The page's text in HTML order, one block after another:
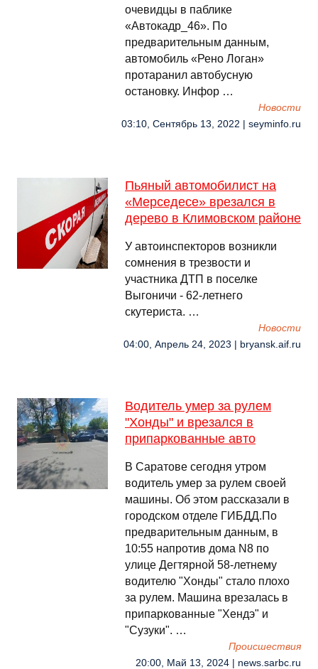
очевидцы в паблике
«Автокадр_46». По
предварительным данным,
автомобиль «Рено Логан»
протаранил автобусную
остановку. Инфор …
Новости
03:10, Сентябрь 13, 2022 | seyminfo.ru
Пьяный автомобилист на
«Мерседесе» врезался в
дерево в Климовском районе
У автоинспекторов возникли
сомнения в трезвости и
участника ДТП в поселке
Выгоничи - 62-летнего
скутериста. …
Новости
04:00, Апрель 24, 2023 | bryansk.aif.ru
Водитель умер за рулем
"Хонды" и врезался в
припаркованные авто
В Саратове сегодня утром
водитель умер за рулем своей
машины. Об этом рассказали в
городском отделе ГИБДД.По
предварительным данным, в
10:55 напротив дома N8 по
улице Дегтярной 58-летнему
водителю "Хонды" стало плохо
за рулем. Машина врезалась в
припаркованные "Хендэ" и
"Сузуки". …
Происшествия
20:00, Май 13, 2024 | news.sarbc.ru